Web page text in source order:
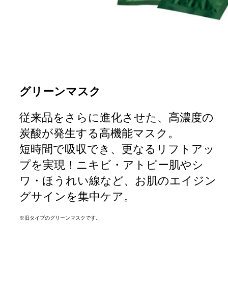
グリーンマスク
従来品をさらに進化させた、高濃度の
炭酸が発生する高機能マスク。
短時間で吸収でき、更なるリフトアッ
プを実現！ニキビ・アトピー肌やシ
ワ・ほうれい線など、お肌のエイジン
グサインを集中ケア。
※旧タイプのグリーンマスクです。